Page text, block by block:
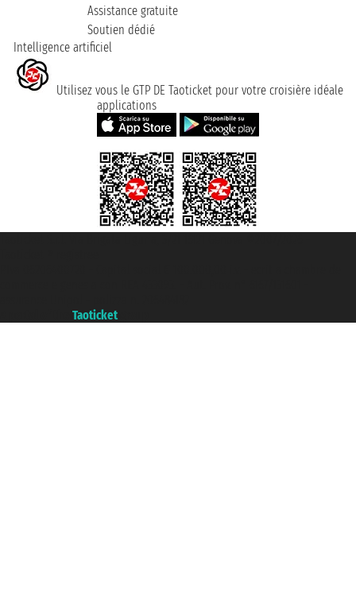
Assistance gratuite
Soutien dédié
Intelligence artificiel
Utilisez vous le GTP DE Taoticket pour votre croisière idéale
applications
Taoticket